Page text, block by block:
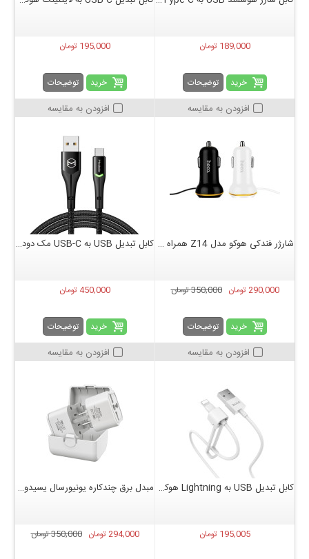
189,000 تومان
خرید توضیحات
افزودن به مقایسه
195,000 تومان
خرید توضیحات
افزودن به مقایسه
شارژر فندکی هوکو مدل Z14 همراه با کابل MicroUSB
290,000 تومان 350,000 تومان
خرید توضیحات
افزودن به مقایسه
کابل تبدیل USB به USB-C مک دودو مدل CA-7963 طول 1.5 متر
450,000 تومان
خرید توضیحات
افزودن به مقایسه
کابل تبدیل USB به Lightning هوکو مدل X31 طول 1 متر
195,005 تومان
مبدل برق چندکاره یونیورسال یسیدو YESIDO MC25
294,000 تومان 350,000 تومان